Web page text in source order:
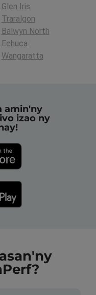
Glen Iris
Traralgon
Balwyn North
Echuca
Wangaratta
amin'ny
izao ny